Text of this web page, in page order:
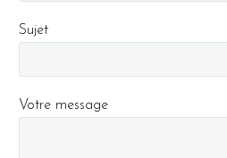
Sujet
Votre message